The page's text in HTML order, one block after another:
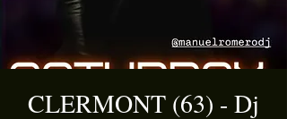
CLERMONT (63) - Dj